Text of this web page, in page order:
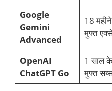
Google
Gemini
Advanced
18
मुफ्त
OpenAI
ChatGPT Go
1 साल
मुफ्त